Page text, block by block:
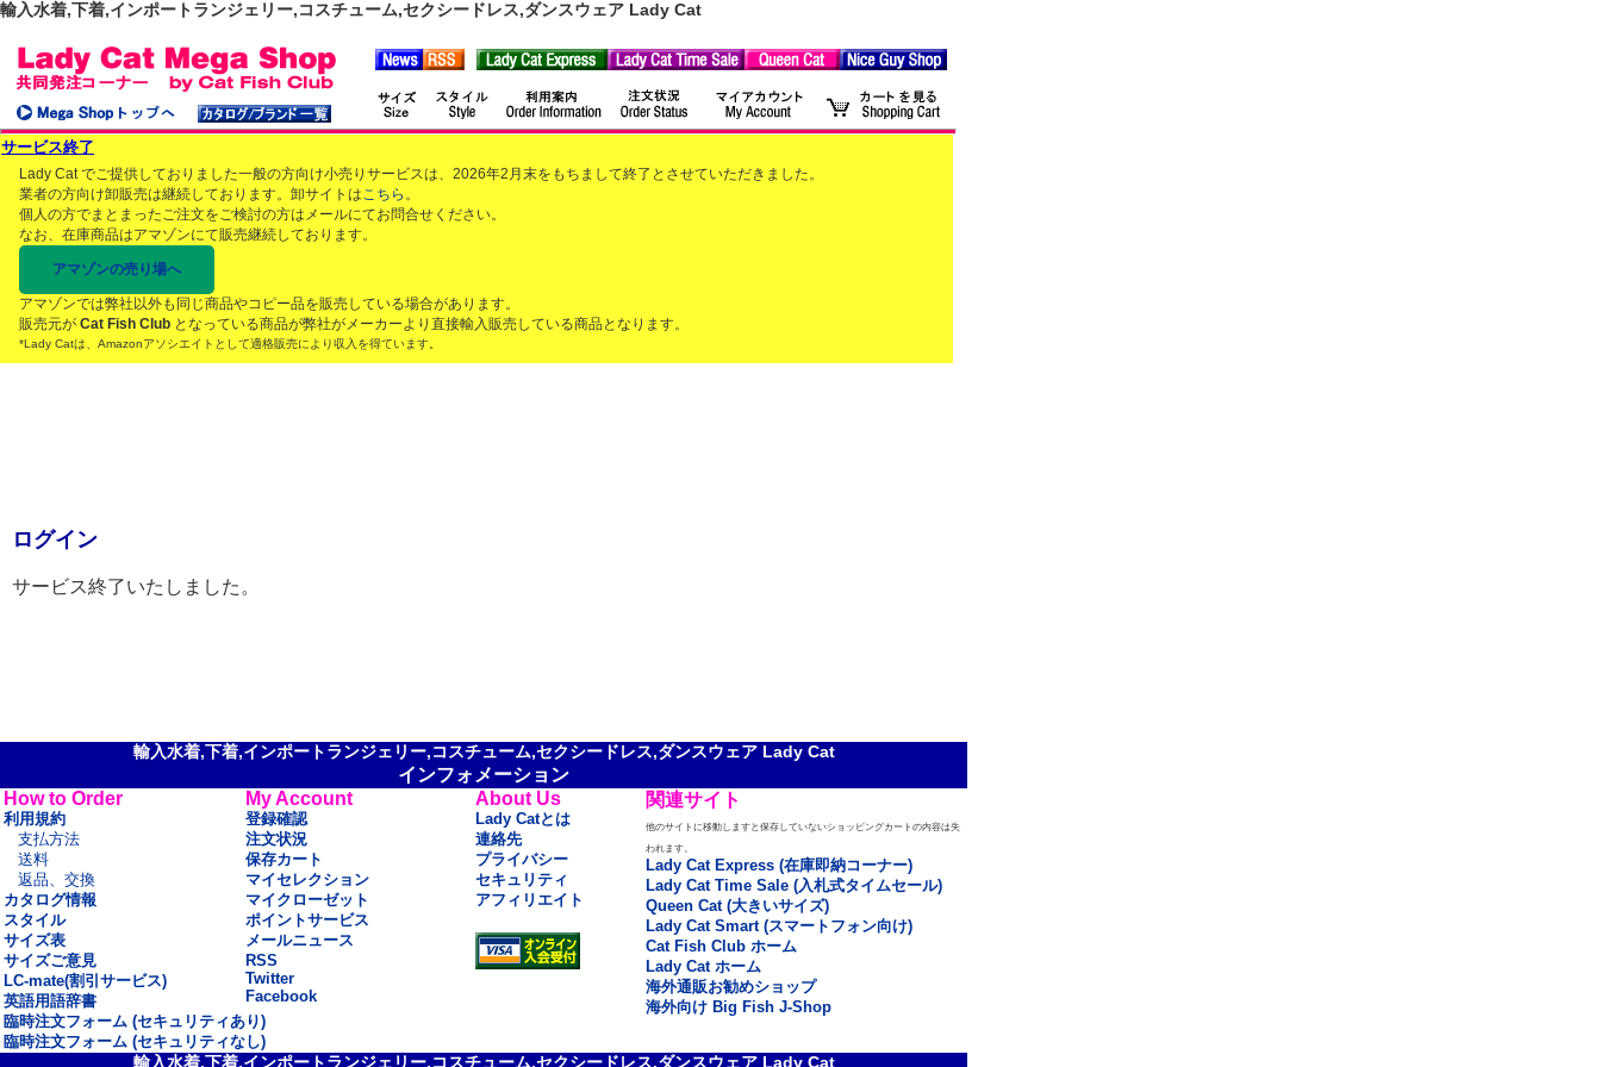
輸入水着,下着,インポートランジェリー,コスチューム,セクシードレス,ダンスウェア Lady Cat
サービス終了
Lady Cat でご提供しておりました一般の方向け小売りサービスは、2026年2月末をもちまして終了とさせていただきました。
業者の方向け卸販売は継続しております。卸サイトはこちら 。
個人の方でまとまったご注文をご検討の方はメールにてお問合せください。
なお、在庫商品はアマゾンにて販売継続しております。
アマゾンの売り場へ
アマゾンでは弊社以外も同じ商品やコピー品を販売している場合があります。
販売元が Cat Fish Club となっている商品が弊社がメーカーより直接輸入販売している商品となります。
*Lady Catは、Amazonアソシエイトとして適格販売により収入を得ています。
ログイン
サービス終了いたしました。
輸入水着,下着,インポートランジェリー,コスチューム,セクシードレス,ダンスウェア Lady Cat
インフォメーション
How to Order
利用規約
支払方法
送料
返品、交換
カタログ情報
スタイル
サイズ表
サイズご意見
LC-mate(割引サービス)
英語用語辞書
My Account
登録確認
注文状況
保存カート
マイセレクション
マイクローゼット
ポイントサービス
メールニュース
RSS
Twitter
Facebook
About Us
Lady Catとは
連絡先
プライバシー
セキュリティ
アフィリエイト
関連サイト
他のサイトに移動しますと保存していないショッピングカートの内容は失
われます。
Lady Cat Express (在庫即納コーナー)
Lady Cat Time Sale (入札式タイムセール)
Queen Cat (大きいサイズ)
Lady Cat Smart (スマートフォン向け)
Cat Fish Club ホーム
Lady Cat ホーム
海外通販お勧めショップ
海外向け Big Fish J-Shop
臨時注文フォーム (セキュリティあり)
臨時注文フォーム (セキュリティなし)
輸入水着,下着,インポートランジェリー,コスチューム,セクシードレス,ダンスウェア Lady Cat